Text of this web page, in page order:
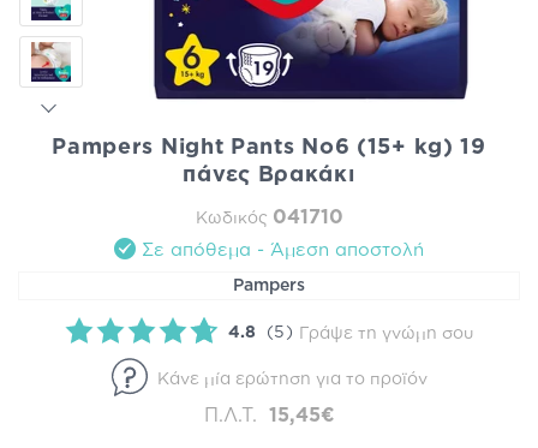
Pampers Night Pants Νο6 (15+ kg) 19
πάνες Βρακάκι
Κωδικός 041710
Σε απόθεμα - Άμεση αποστολή
Pampers
4.8 (5) Γράψε τη γνώμη σου
Κάνε μία ερώτηση για το προϊόν
Π.Λ.Τ. 15,45€